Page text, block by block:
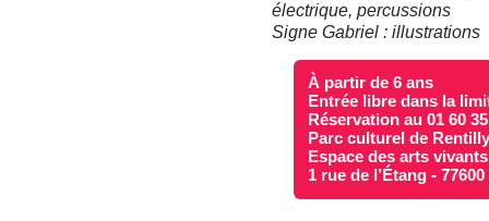
électrique, percussions
Signe Gabriel : illustrations
À partir de 6 ans
Entrée libre dans la
Réservation au 01 60
Parc culturel de
Espace des arts vivants
1 rue de l’Étang -